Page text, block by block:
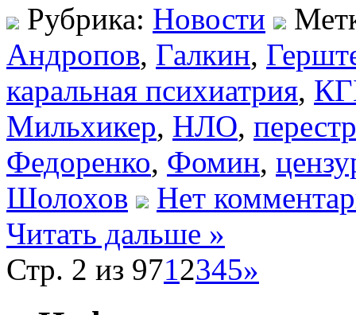
Рубрика: Новости
Андропов, Галкин,
каральная психиатрия,
Мильхикер, НЛО,
Федоренко, Фомин,
Шолохов
Нет
Читать дальше »
Стр. 2 из 971 2345»